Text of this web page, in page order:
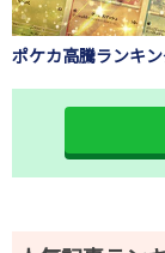
ポケカ高騰ランキ